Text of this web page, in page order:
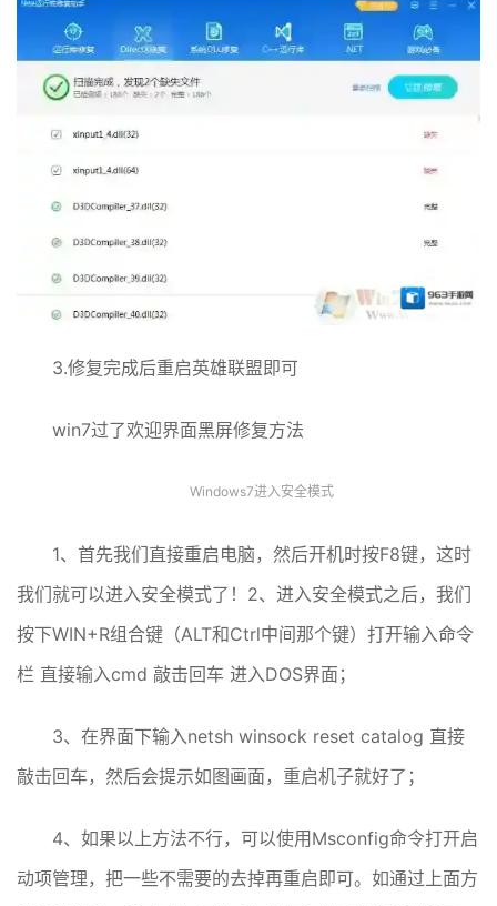
3.修复完成后重启英雄联盟即可
win7过了欢迎界面黑屏修复方法
Windows7进入安全模式
1、首先我们直接重启电脑，然后开机时按F8键，这时
我们就可以进入安全模式了！2、进入安全模式之后，我们
按下WIN+R组合键（ALT和Ctrl中间那个键）打开输入命令
栏 直接输入cmd 敲击回车 进入DOS界面；
3、在界面下输入netsh winsock reset catalog 直接
敲击回车，然后会提示如图画面，重启机子就好了；
4、如果以上方法不行，可以使用Msconfig命令打开启
动项管理，把一些不需要的去掉再重启即可。如通过上面方